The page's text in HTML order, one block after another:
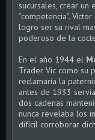
sucursales, crear
“competencia”.
logro ser su rival
poderoso de la
En el año 1944 el
Trader Vic como su
reclamaría la
antes de 1933
dos cadenas
nunca revelaba los
difícil corroborar